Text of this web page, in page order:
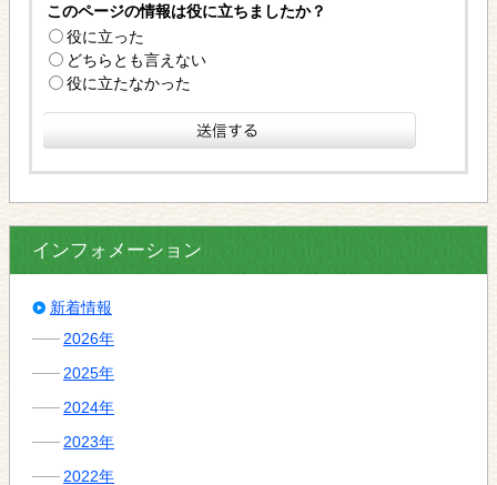
このページの情報は役に立ちましたか？
役に立った
どちらとも言えない
役に立たなかった
インフォメーション
新着情報
2026年
2025年
2024年
2023年
2022年